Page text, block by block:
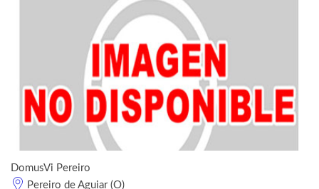
DomusVi Pereiro
Pereiro de Aguiar (O)